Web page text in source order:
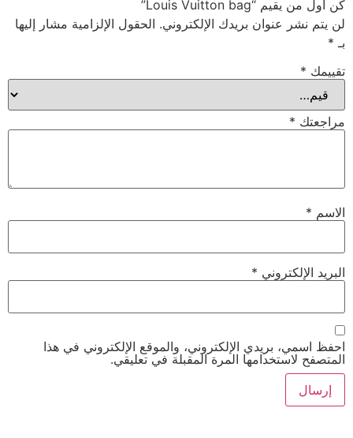
كن أول من يقيم “Louis Vuitton bag”
لن يتم نشر عنوان بريدك الإلكتروني. الحقول الإلزامية مشار إليها
بـ *
تقييمك *
مراجعتك *
الاسم *
البريد الإلكتروني *
احفظ اسمي، بريدي الإلكتروني، والموقع الإلكتروني في هذا
المتصفح لاستخدامها المرة المقبلة في تعليقي.